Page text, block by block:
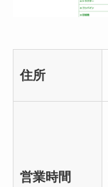
住所
営業時間